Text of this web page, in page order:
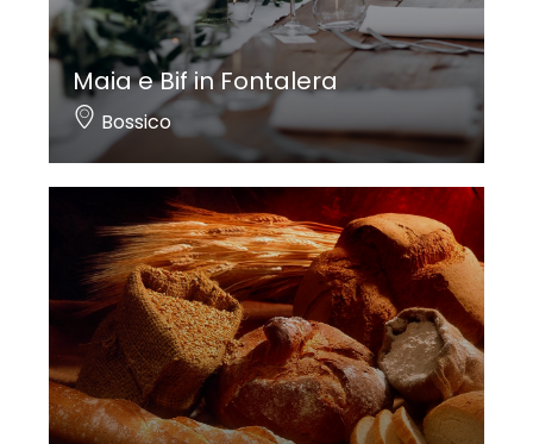
Maia e Bif in Fontalera
Bossico